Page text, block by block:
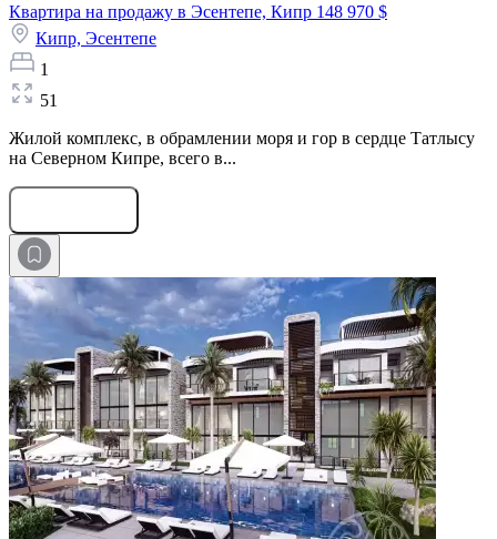
Квартира на продажу в Эсентепе, Кипр 148 970 $
Кипр, Эсентепе
1
51
Жилой комплекс, в обрамлении моря и гор в сердце Татлысу
на Северном Кипре, всего в...